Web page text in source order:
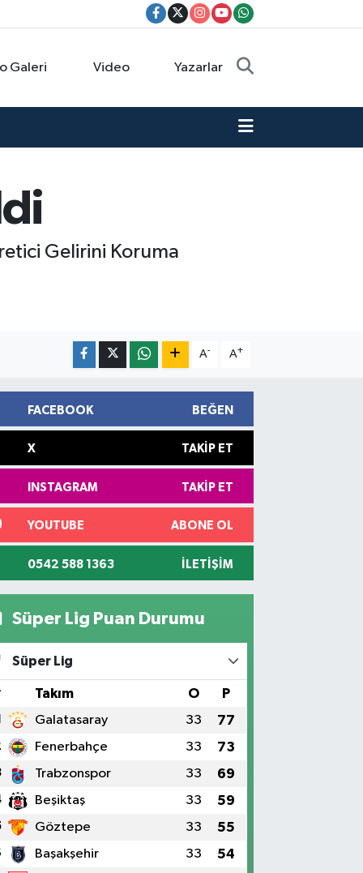
Galeri Video Yazarlar
Gelirini Koruma
A- A+
FACEBOOK BEĞEN
X TAKIP ET
INSTAGRAM TAKIP ET
YOUTUBE ABONE OL
0542 588 1363 İLETIŞIM
Süper Lig Puan Durumu
Süper Lig
Takım O P
Galatasaray 33 77
Fenerbahçe 33 73
Trabzonspor 33 69
Beşiktaş 33 59
Göztepe 33 55
Başakşehir 33 54